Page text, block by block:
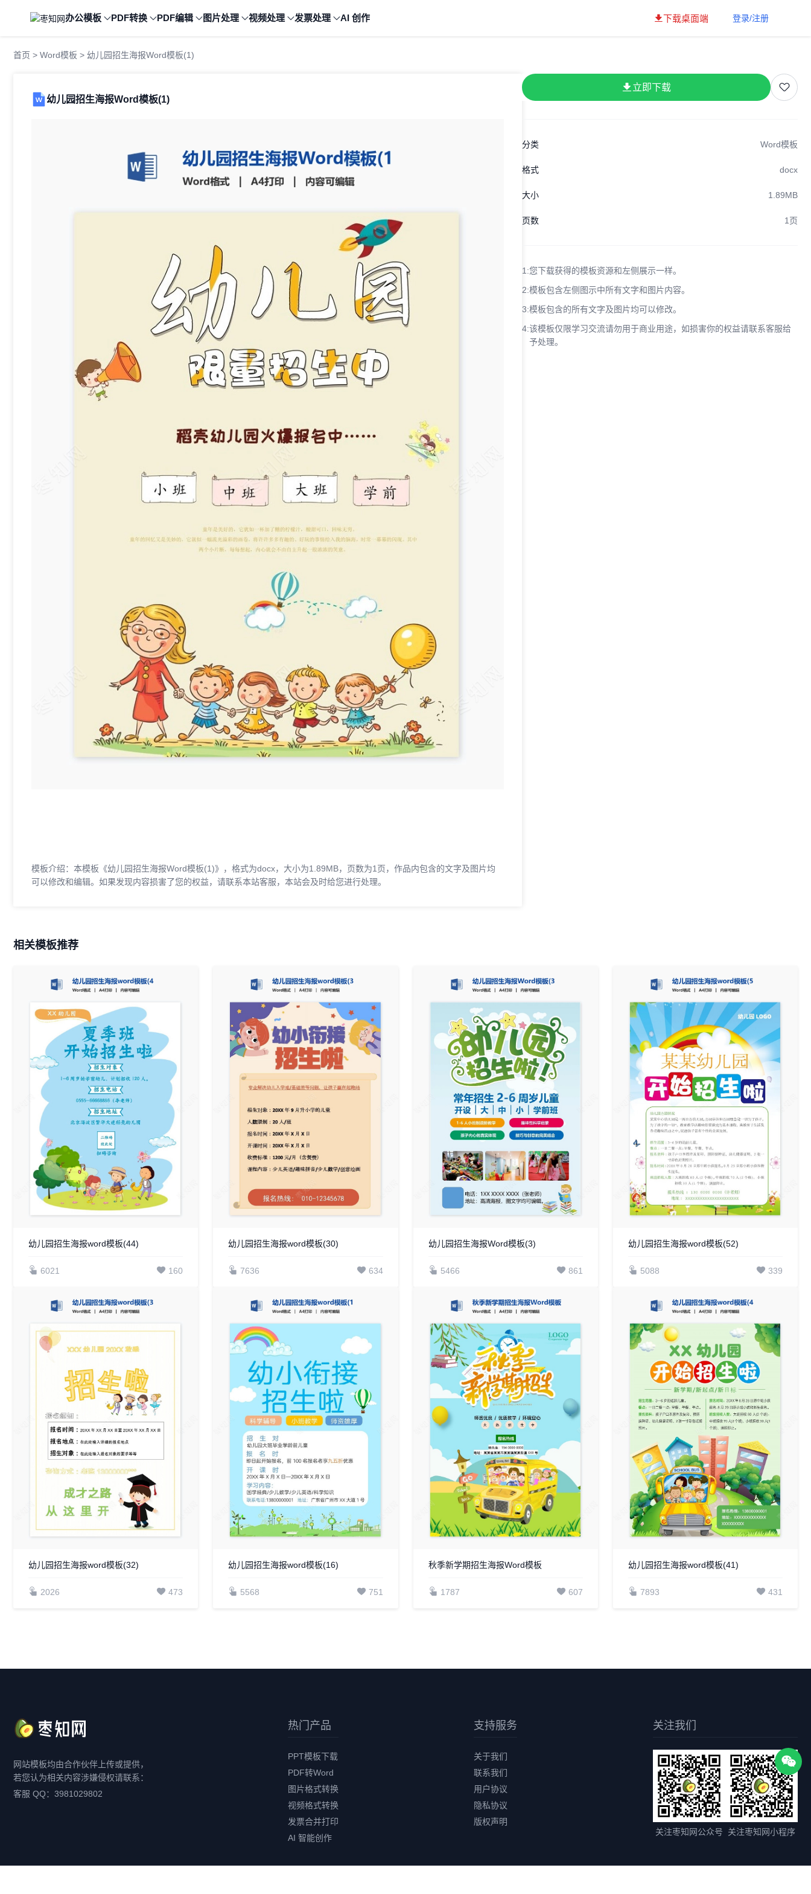
办公模板 PDF转换 PDF编辑 图片处理 视频处理 发票处理 AI 创作 下载桌面端 登录/注册
首页 > Word模板 > 幼儿园招生海报Word模板(1)
幼儿园招生海报Word模板(1)
模板介绍：本模板《幼儿园招生海报Word模板(1)》，格式为docx，大小为1.89MB，页数为1页，作品内包含的文字及图片均
可以修改和编辑。如果发现内容损害了您的权益，请联系本站客服，本站会及时给您进行处理。
立即下载
分类 Word模板
格式 docx
大小 1.89MB
页数 1页
1:您下载获得的模板资源和左侧展示一样。
2:模板包含左侧图示中所有文字和图片内容。
3:模板包含的所有文字及图片均可以修改。
4:该模板仅限学习交流请勿用于商业用途，如损害你的权益请联系客服给
予处理。
相关模板推荐
幼儿园招生海报word模板(44)
6021 160
幼儿园招生海报word模板(30)
7636 634
幼儿园招生海报Word模板(3)
5466 861
幼儿园招生海报word模板(52)
5088 339
幼儿园招生海报word模板(32)
2026 473
幼儿园招生海报word模板(16)
5568 751
秋季新学期招生海报Word模板
1787 607
幼儿园招生海报word模板(41)
7893 431
网站模板均由合作伙伴上传或提供，
若您认为相关内容涉嫌侵权请联系：
客服 QQ：3981029802
热门产品
PPT模板下载
PDF转Word
图片格式转换
视频格式转换
发票合并打印
AI 智能创作
支持服务
关于我们
联系我们
用户协议
隐私协议
版权声明
关注我们
关注枣知网公众号 关注枣知网小程序